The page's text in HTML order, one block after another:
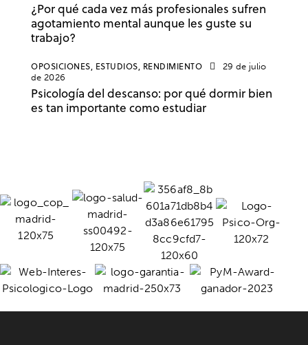
¿Por qué cada vez más profesionales sufren
agotamiento mental aunque les guste su
trabajo?
OPOSICIONES, ESTUDIOS, RENDIMIENTO
29 de julio
de 2026
Psicología del descanso: por qué dormir bien
es tan importante como estudiar